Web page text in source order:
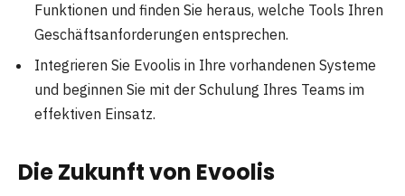
Funktionen und finden Sie heraus, welche Tools Ihren
Geschäftsanforderungen entsprechen.
Integrieren Sie Evoolis in Ihre vorhandenen Systeme
und beginnen Sie mit der Schulung Ihres Teams im
effektiven Einsatz.
Die Zukunft von Evoolis